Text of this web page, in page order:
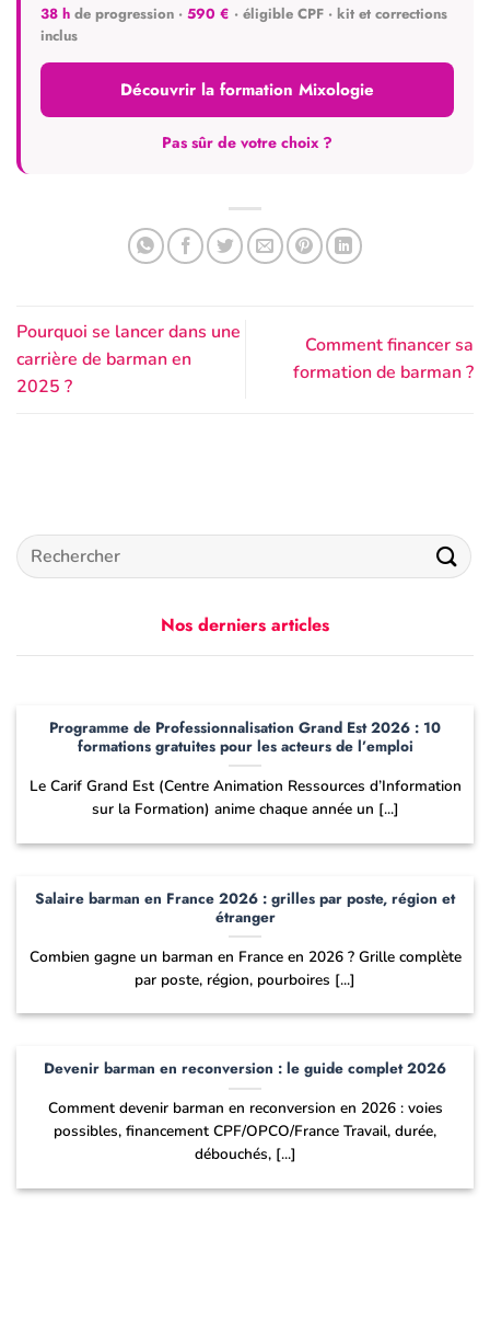
38 h de progression · 590 € · éligible CPF · kit et corrections
inclus
Découvrir la formation Mixologie
Pas sûr de votre choix ?
Pourquoi se lancer dans une
carrière de barman en
2025 ?
Comment financer sa
formation de barman ?
Nos derniers articles
Programme de Professionnalisation Grand Est 2026 : 10
formations gratuites pour les acteurs de l’emploi
Le Carif Grand Est (Centre Animation Ressources d’Information
sur la Formation) anime chaque année un [...]
Salaire barman en France 2026 : grilles par poste, région et
étranger
Combien gagne un barman en France en 2026 ? Grille complète
par poste, région, pourboires [...]
Devenir barman en reconversion : le guide complet 2026
Comment devenir barman en reconversion en 2026 : voies
possibles, financement CPF/OPCO/France Travail, durée,
débouchés, [...]